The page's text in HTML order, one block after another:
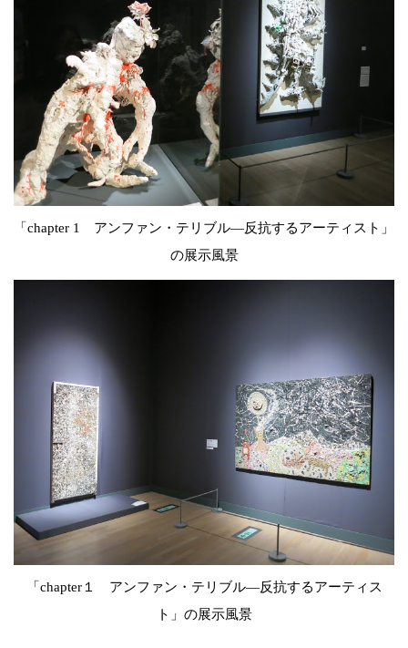
「chapter 1 アンファン・テリブル―反抗するアーティスト」
の展示風景
「chapter１ アンファン・テリブル―反抗するアーティス
ト」の展示風景